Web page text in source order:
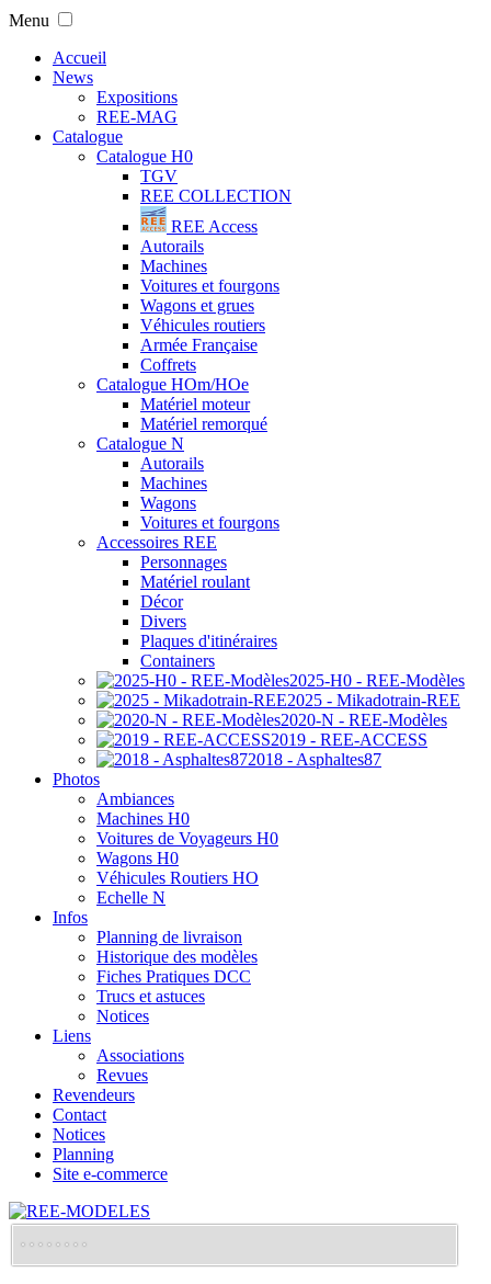
Menu
Accueil
News
Expositions
REE-MAG
Catalogue
Catalogue H0
TGV
REE COLLECTION
REE Access
Autorails
Machines
Voitures et fourgons
Wagons et grues
Véhicules routiers
Armée Française
Coffrets
Catalogue HOm/HOe
Matériel moteur
Matériel remorqué
Catalogue N
Autorails
Machines
Wagons
Voitures et fourgons
Accessoires REE
Personnages
Matériel roulant
Décor
Divers
Plaques d'itinéraires
Containers
2025-H0 - REE-Modèles
2025 - Mikadotrain-REE
2020-N - REE-Modèles
2019 - REE-ACCESS
2018 - Asphaltes87
Photos
Ambiances
Machines H0
Voitures de Voyageurs H0
Wagons H0
Véhicules Routiers HO
Echelle N
Infos
Planning de livraison
Historique des modèles
Fiches Pratiques DCC
Trucs et astuces
Notices
Liens
Associations
Revues
Revendeurs
Contact
Notices
Planning
Site e-commerce